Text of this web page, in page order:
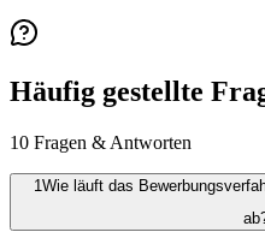
Häufig gestellte
10 Fragen & Antworten
1Wie läuft das